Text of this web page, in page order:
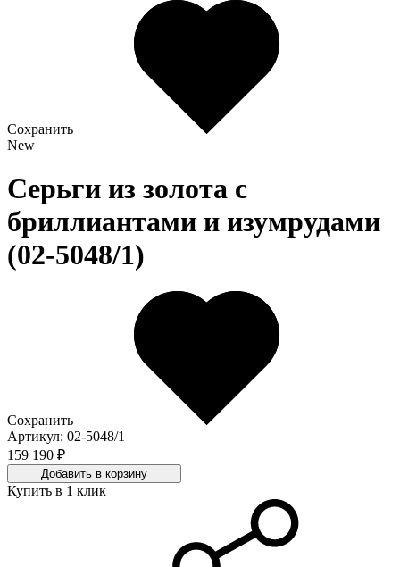
Сохранить
New
Серьги из золота c
бриллиантами и изумрудами
(02-5048/1)
Сохранить
Артикул: 02-5048/1
159 190 ₽
Добавить в корзину
Купить в 1 клик